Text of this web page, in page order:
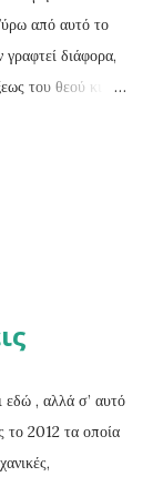
όχι ευθύγρ...
από αυτό το
διάφορα,
του θεού κι
το
Για δες: «Τι
μαζί του
την διαίρεση.
μικρότερος
είναι το πη...
εδώ , αλλά σ’ αυτό
το 2012 τα οποία